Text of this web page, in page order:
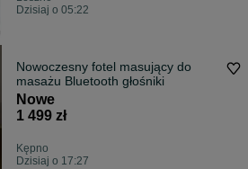
Dzisiaj o 05:22
Nowoczesny fotel masujący do
masażu Bluetooth głośniki
Nowe
1 499 zł
Kępno
Dzisiaj o 17:27